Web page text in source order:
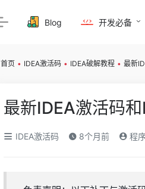
Blog 开发必备
首页 • IDEA激活码 • IDEA破解教程 • 最新
最新IDEA激活码
IDEA激活码 8个月前 程